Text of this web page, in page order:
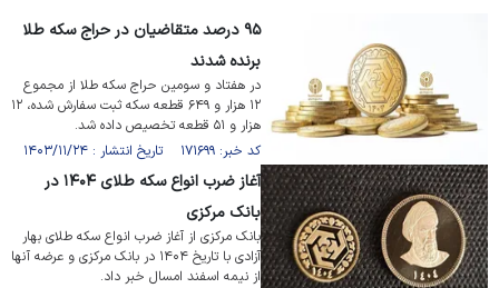
۹۵ درصد متقاضیان در حراج سکه طلا
برنده شدند
در هفتاد و سومین حراج سکه طلا از مجموع
۱۲ هزار و ۶۴۹ قطعه سکه ثبت سفارش شده، ۱۲
هزار و ۵۱ قطعه تخصیص داده شد.
کد خبر: ۱۷۱۶۹۹ تاریخ انتشار : ۱۴۰۳/۱۱/۲۴
آغاز ضرب انواع سکه طلای ۱۴۰۴ در
بانک مرکزی
بانک مرکزی از آغاز ضرب انواع سکه طلای بهار
آزادی با تاریخ ۱۴۰۴ در بانک مرکزی و عرضه آنها
از نیمه اسفند امسال خبر داد.